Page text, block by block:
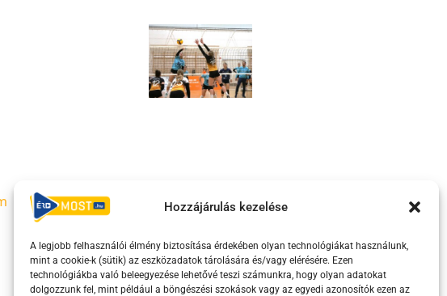
Hozzájárulás kezelése
A legjobb felhasználói élmény biztosítása érdekében olyan technológiákat használunk,
mint a cookie-k (sütik) az eszközadatok tárolására és/vagy elérésére. Ezen
technológiákba való beleegyezése lehetővé teszi számunkra, hogy olyan adatokat
dolgozzunk fel, mint például a böngészési szokások vagy az egyedi azonosítók ezen az
ÁSZF Irányelvek Moderálási szabályzat